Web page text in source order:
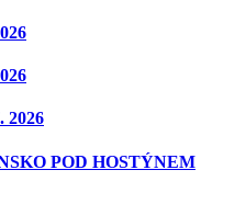
2026
POD HOSTÝNEM